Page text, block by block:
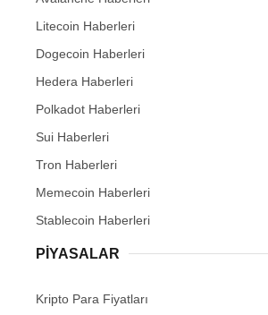
Litecoin Haberleri
Dogecoin Haberleri
Hedera Haberleri
Polkadot Haberleri
Sui Haberleri
Tron Haberleri
Memecoin Haberleri
Stablecoin Haberleri
PIYASALAR
Kripto Para Fiyatları